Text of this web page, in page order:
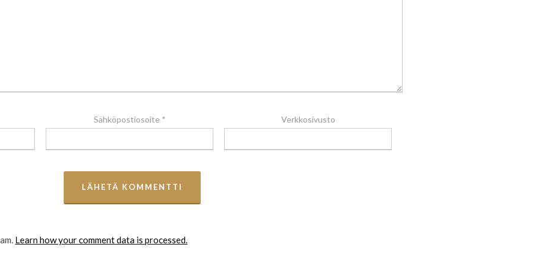
Sähköpostiosoite * Verkkosivusto
Learn how your comment data is processed.